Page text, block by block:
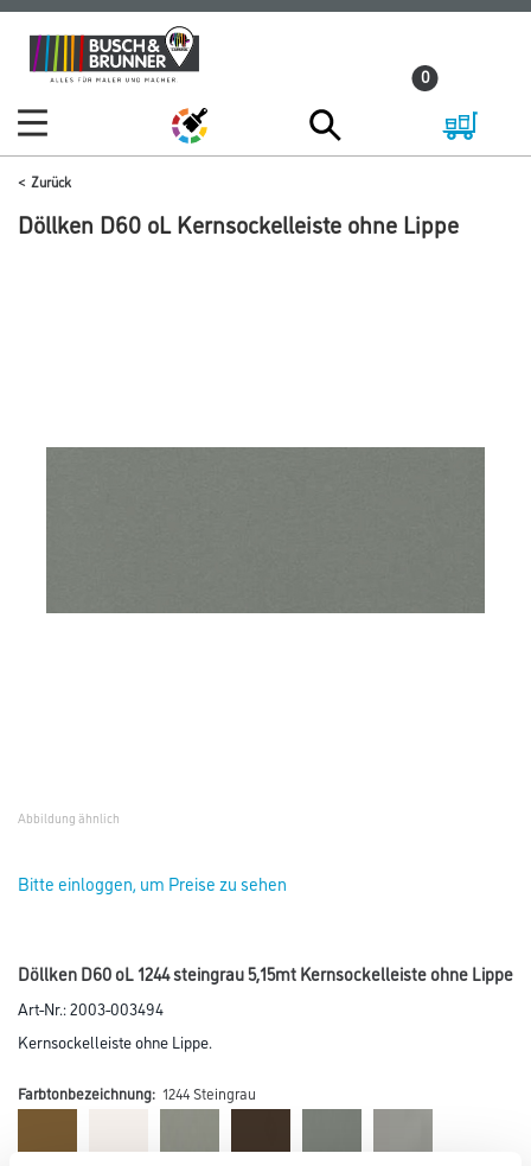
Zum
Inhalt
Zum
Navigationsmenü
0
Zurück
Döllken D60 oL Kernsockelleiste ohne Lippe
Abbildung ähnlich
Bitte einloggen, um Preise zu sehen
Döllken D60 oL 1244 steingrau 5,15mt Kernsockelleiste ohne Lippe
Art-Nr.:2003-003494
Kernsockelleiste ohne Lippe.
Farbtonbezeichnung: 1244 Steingrau